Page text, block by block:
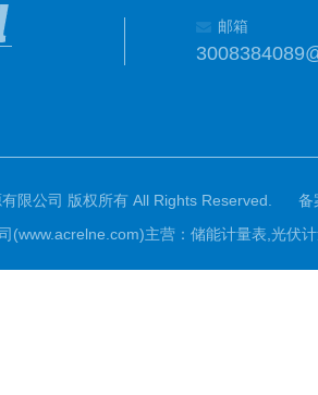
邮箱
限公司 版权所有 All Rights Reserved.
备
(www.acrelne.com)主营：储能计量表,光伏